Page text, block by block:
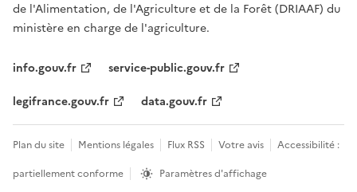
de l'Alimentation, de l'Agriculture et de la Forêt (DRIAAF) du
ministère en charge de l'agriculture.
info.gouv.fr
service-public.gouv.fr
legifrance.gouv.fr
data.gouv.fr
Plan du site Mentions légales Flux RSS Votre avis
Accessibilité :
partiellement conforme
Paramètres d'affichage